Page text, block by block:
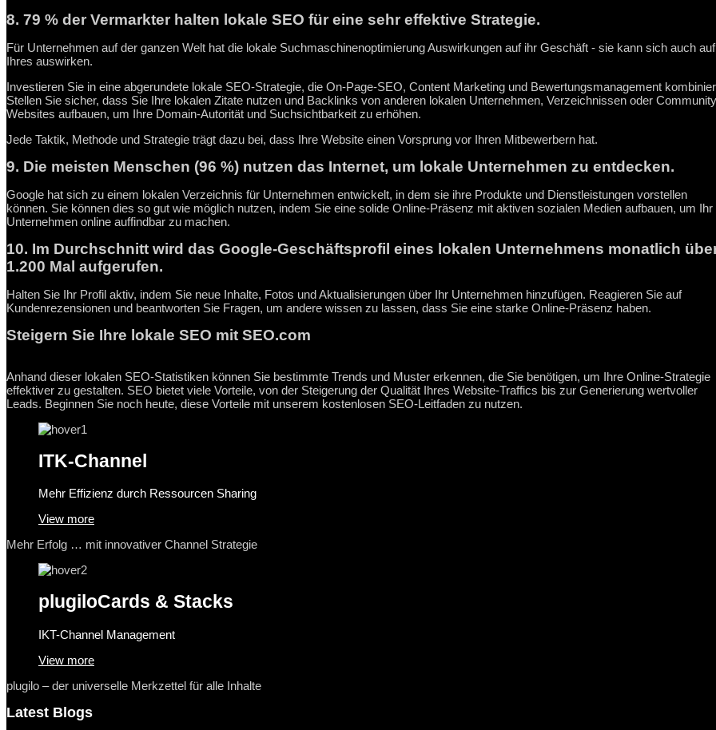
8. 79 % der Vermarkter halten lokale SEO für eine sehr effektive Strategie.
Für Unternehmen auf der ganzen Welt hat die lokale Suchmaschinenoptimierung Auswirkungen auf ihr Geschäft - sie kann sich auch auf
Ihres auswirken.
Investieren Sie in eine abgerundete lokale SEO-Strategie, die On-Page-SEO, Content Marketing und Bewertungsmanagement
Stellen Sie sicher, dass Sie Ihre lokalen Zitate nutzen und Backlinks von anderen lokalen Unternehmen, Verzeichnissen oder
Websites aufbauen, um Ihre Domain-Autorität und Suchsichtbarkeit zu erhöhen.
Jede Taktik, Methode und Strategie trägt dazu bei, dass Ihre Website einen Vorsprung vor Ihren Mitbewerbern hat.
9. Die meisten Menschen (96 %) nutzen das Internet, um lokale Unternehmen zu entdecken.
Google hat sich zu einem lokalen Verzeichnis für Unternehmen entwickelt, in dem sie ihre Produkte und Dienstleistungen vorstellen
können. Sie können dies so gut wie möglich nutzen, indem Sie eine solide Online-Präsenz mit aktiven sozialen Medien aufbauen, um Ihr
Unternehmen online auffindbar zu machen.
10. Im Durchschnitt wird das Google-Geschäftsprofil eines lokalen Unternehmens monatlich
1.200 Mal aufgerufen.
Halten Sie Ihr Profil aktiv, indem Sie neue Inhalte, Fotos und Aktualisierungen über Ihr Unternehmen hinzufügen. Reagieren Sie auf
Kundenrezensionen und beantworten Sie Fragen, um andere wissen zu lassen, dass Sie eine starke Online-Präsenz haben.
Steigern Sie Ihre lokale SEO mit SEO.com
Anhand dieser lokalen SEO-Statistiken können Sie bestimmte Trends und Muster erkennen, die Sie benötigen, um Ihre Online-Strategie
effektiver zu gestalten. SEO bietet viele Vorteile, von der Steigerung der Qualität Ihres Website-Traffics bis zur Generierung wertvoller
Leads. Beginnen Sie noch heute, diese Vorteile mit unserem kostenlosen SEO-Leitfaden zu nutzen.
ITK-Channel
Mehr Effizienz durch Ressourcen Sharing
View more
Mehr Erfolg … mit innovativer Channel Strategie
plugiloCards & Stacks
IKT-Channel Management
View more
plugilo – der universelle Merkzettel für alle Inhalte
Latest Blogs